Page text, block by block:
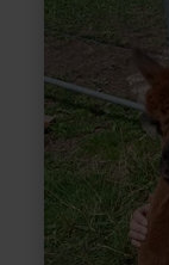
over:
Alpakas